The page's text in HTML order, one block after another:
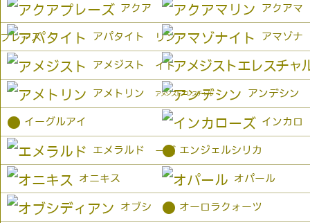
アクア
プレーズ
アクアマ
リン
アパタイト アマゾナ
イト
アメジスト
アメジストエレスチャル
アメトリン アンデシン
● イーグルアイ インカロ
ーズ
エメラルド ● エンジェルシリカ
オニキス オパール
オブシ ● オーロラクォーツ